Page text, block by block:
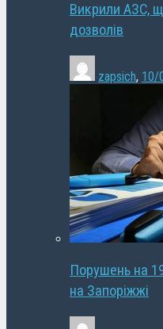
Викрили АЗС,
дозволів
zapsich, 10/
Порушень на
на Запоріжжі